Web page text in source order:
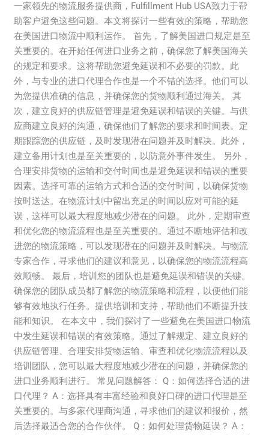
一家领先的物流服务提供商，Fulfillment Hub USA致力于帮
助客户避免这些问题。本文将探讨一些有效的策略，帮助您
在美国进口物流中顺利运作。 首先，了解美国进口规定是至
关重要的。在开始任何进口业务之前，确保您了解美国海关
的规定和要求。这将帮助您避免延误和不必要的罚款。此
外，与专业的进口代理合作也是一个不错的选择。他们可以
为您提供准确的信息，并确保您的货物顺利通过海关。 其
次，建立良好的供应链管理是避免延误和错误的关键。与供
应商建立良好的沟通，确保他们了解您的要求和时间表。定
期跟踪您的供应链，及时发现潜在问题并及时解决。此外，
建立备用计划也是至关重要的，以防意外事件发生。 另外，
合理安排货物的运输和交付时间也是避免延误和错误的重要
因素。选择可靠的运输方式和合适的交付时间，以确保货物
按时送达。在物流计划中留出充足的时间以应对可能的延
误，这样可以最大程度地减少潜在的问题。 此外，定期审查
和优化您的物流流程也是至关重要的。通过不断地评估和改
进您的物流策略，可以发现潜在的问题并及时解决。与物流
专家合作，寻求他们的建议和意见，以确保您的物流流程高
效顺畅。 最后，培训您的团队也是避免延误和错误的关键。
确保您的团队成员都了解您的物流策略和流程，以便他们能
够有效地执行任务。提供培训和支持，帮助他们不断提升技
能和知识。 在本文中，我们探讨了一些避免在美国进口物流
中发生延误和错误的有效策略。通过了解规定、建立良好的
供应链管理、合理安排货物运输、审查和优化物流流程以及
培训团队，您可以最大程度地减少潜在的问题，并确保您的
进口业务顺利进行。 常见问题解答： Q：如何选择合适的进
口代理？ A：选择具有丰富经验和良好口碑的进口代理是至
关重要的。与多家代理商沟通，寻求他们的建议和报价，然
后选择最适合您的合作伙伴。 Q：如何处理货物延误？ A：
避
免
在
美
国
进
口
物
流
中
延
误
和
昂
贵
错
误
的
策
略